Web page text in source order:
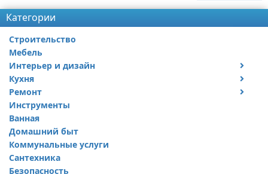
Категории
Строительство
Мебель
Интерьер и дизайн
Дизайн дачи
Дизайн квартиры
Кухня
Посуда
Ремонт
Ремонт дачи
Ремонт квартиры
Инструменты
Ванная
Домашний быт
Коммунальные услуги
Сантехника
Безопасность